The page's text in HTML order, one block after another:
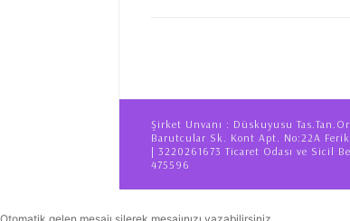
Şirket Unvanı : Düskuyusu
Barutcular Sk. Kont Apt. No:22A
| 3220261673 Ticaret Odası ve Sicil
475596